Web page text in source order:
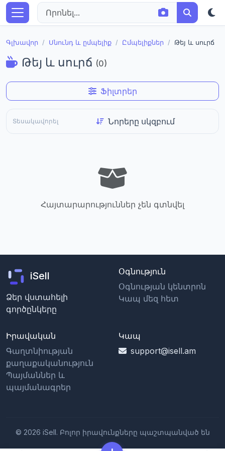
Գլխավոր Սնունդ և ըմպելիք Ըմպելիքներ Թեյ և սուրճ
Թեյ և սուրճ (0)
Ֆիլտրեր
Տեսակավորել
Հայտարարություններ չեն գտնվել
iSell
Ձեր վստահելի
գործընկերը
Օգնություն
Օգնության կենտրոն
Կապ մեզ հետ
Իրավական
Գաղտնիության
քաղաքականություն
Պայմաններ և
պայմանագրեր
Կապ
support@isell.am
© 2026 iSell. Բոլոր իրավունքները պաշտպանված են